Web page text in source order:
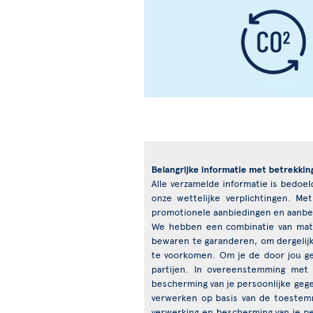
Belangrijke informatie met
Alle verzamelde informatie is
onze wettelijke verplichtingen.
promotionele aanbiedingen en
We hebben een combinatie van
bewaren te garanderen, om
te voorkomen. Om je de door jou
partijen. In overeenstemming
bescherming van je persoonlijke
verwerken op basis van de